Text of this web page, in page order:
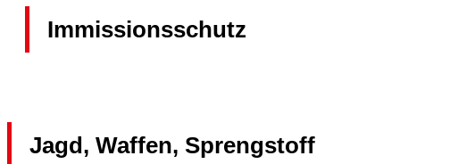
Immissionsschutz
Jagd, Waffen, Sprengstoff